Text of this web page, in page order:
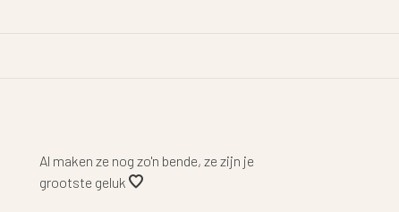
Al maken ze nog zo'n bende, ze zijn je
grootste geluk